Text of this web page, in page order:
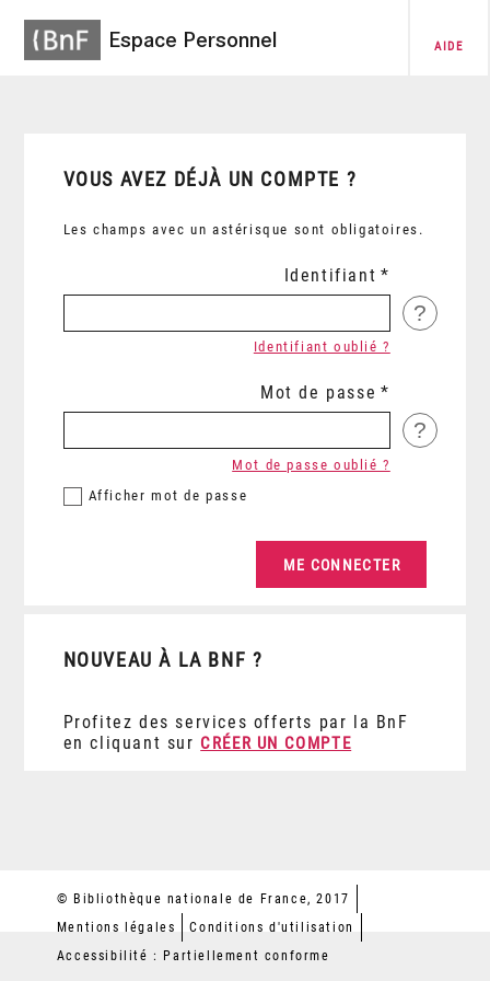
Espace Personnel AIDE
VOUS AVEZ DÉJÀ UN COMPTE ?
Les champs avec un astérisque sont obligatoires.
Identifiant
?
Identifiant oublié ?
Mot de passe
?
Afficher mot de passe
Mot de passe oublié ?
NOUVEAU À LA BNF ?
Profitez des services offerts par la BnF
en cliquant sur CRÉER UN COMPTE
© Bibliothèque nationale de France, 2017
Mentions légales
Conditions d'utilisation
Accessibilité : Partiellement conforme